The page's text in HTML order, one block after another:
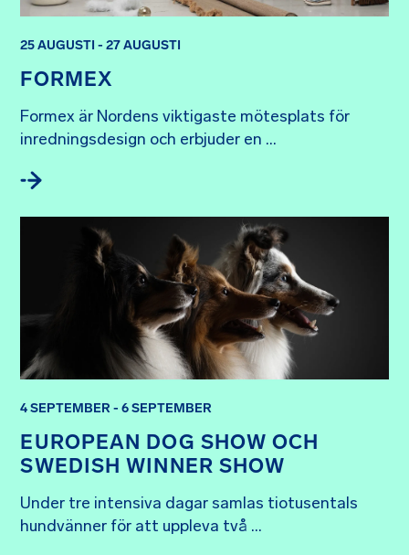
FORMEX
25 AUGUSTI - 27 AUGUSTI
Formex är Nordens viktigaste mötesplats för
inredningsdesign och erbjuder en ...
EUROPEAN DOG SHOW OCH
SWEDISH WINNER SHOW
4 SEPTEMBER - 6 SEPTEMBER
Under tre intensiva dagar samlas tiotusentals
hundvänner för att uppleva två ...